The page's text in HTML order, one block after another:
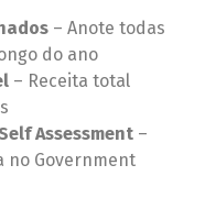
– Anote todas
do ano
– Receita total
Assessment –
no Government